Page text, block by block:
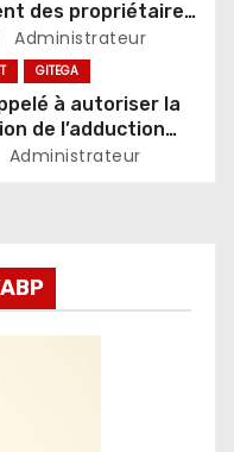
des propriétaires
ou parcelles
urbains du
Administrateur
GITEGA
à autoriser la
de l’adduction
Bugenyuzi
Administrateur